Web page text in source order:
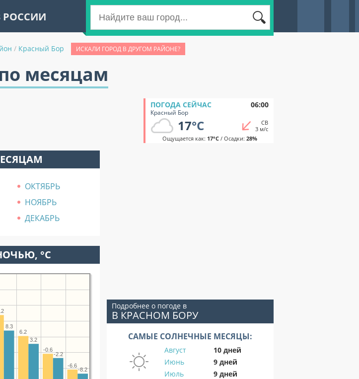
РОССИИ
/ Красный Бор ИСКАЛИ ГОРОД В ДРУГОМ РАЙОНЕ?
месяцам
ПОГОДА СЕЙЧАС 06:00
Красный Бор
17°C
СВ
3 м/с
Ощущается как: 17°C/ Осадки: 28%
ОКТЯБРЬ
НОЯБРЬ
ДЕКАБРЬ
°C
-6.6
-0.6
6.2
-8.2
-2.2
3.2
8.3
Подробнее о погоде в
В КРАСНОМ БОРУ
САМЫЕ СОЛНЕЧНЫЕ МЕСЯЦЫ:
Август
10 дней
Июнь
9 дней
Июль
9 дней